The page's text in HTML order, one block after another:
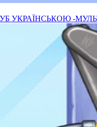
УКРАЇНСЬКОЮ -